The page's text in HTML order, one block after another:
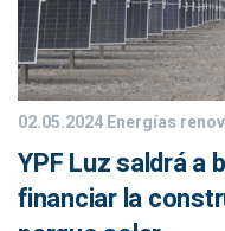
02.05.2024Energías
YPF Luz saldrá a
financiar la